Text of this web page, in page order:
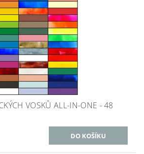
VOSKŮ ALL-IN-ONE - 48